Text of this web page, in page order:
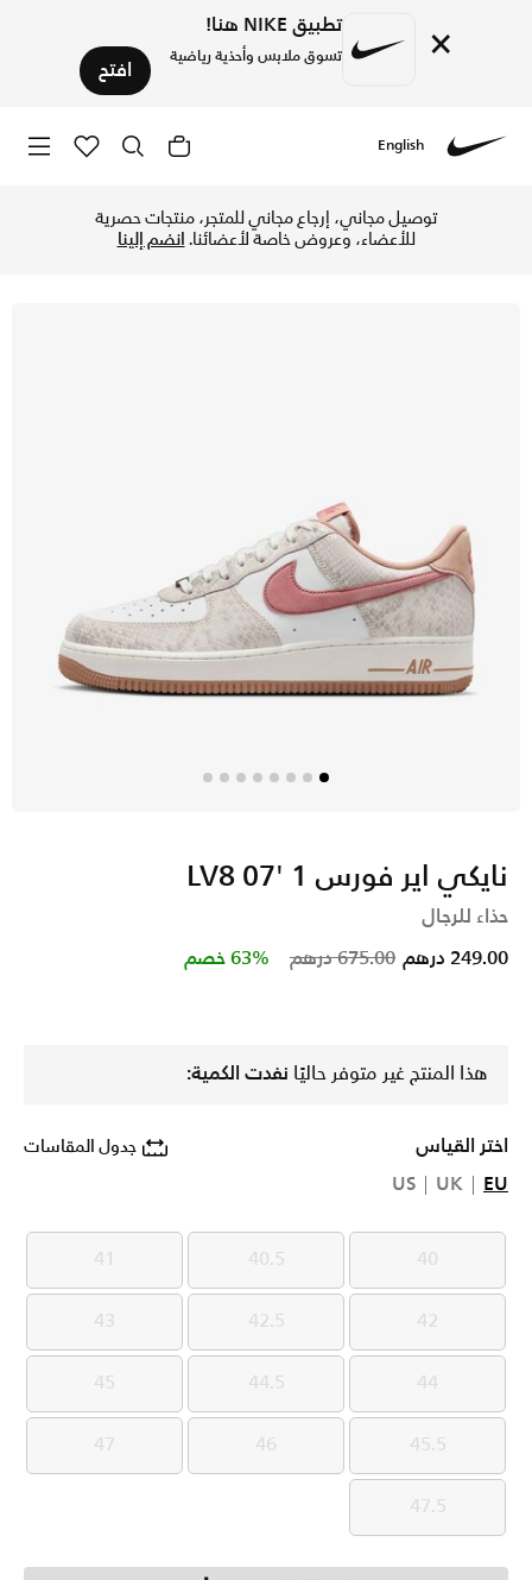
× تطبيق NIKE هنا!
تسوق ملابس وأحذية رياضية افتح
English
توصيل مجاني، إرجاع مجاني للمتجر، منتجات حصرية
للأعضاء، وعروض خاصة لأعضائنا.انضم إلينا
نايكي اير فورس 1 '07 LV8
حذاء للرجال
Price reduced from
675.00 درهم to 249.00 درهم 63% خصم
هذا المنتج غير متوفر حاليًا نفدت الكمية:
اختر القياس جدول المقاسات
EU
UK
US
40
40
40.5
40.5
41
41
42
42
42.5
42.5
43
43
44
44
44.5
44.5
45
45
45.5
45.5
46
46
47
47
47.5
47.5